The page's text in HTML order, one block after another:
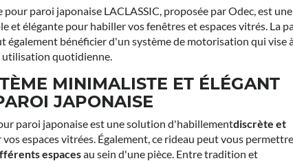
pour paroi japonaise LACLASSIC, proposée par Odec, est une
et élégante pour habiller vos fenêtres et espaces vitrés. La
également bénéficier d'un système de motorisation qui vise
utilisation quotidienne.
MINIMALISTE ET ÉLÉGANT
JAPONAISE
paroi japonaise est une solution d'habillementdiscrète et
vos espaces vitrées. Également, ce rideau peut vous
espacesau sein d'une pièce. Entre tradition et